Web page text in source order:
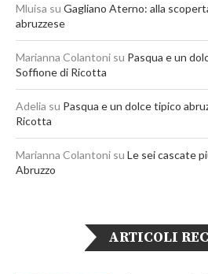
Mluisa su Gagliano Aterno: alla
abruzzese
Marianna Colantoni su Pasqua e un
Soffione di Ricotta
Adelia su Pasqua e un dolce tipico
Ricotta
Marianna Colantoni su Le sei cascate
Abruzzo
ARTICOLI